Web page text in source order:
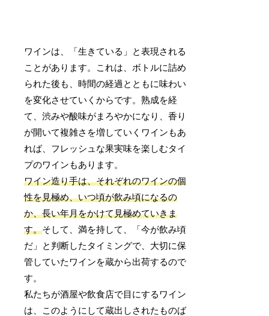
ワインは、「生きている」と表現される
ことがあります。これは、ボトルに詰め
られた後も、時間の経過とともに味わい
を変化させていくからです。熟成を経
て、渋みや酸味がまろやかになり、香り
が開いて複雑さを増していくワインもあ
れば、フレッシュな果実味を楽しむタイ
プのワインもあります。
ワイン造り手は、それぞれのワインの個
性を見極め、いつ頃が飲み頃になるの
か、長い年月をかけて見極めていきま
す。そして、満を持して、「今が飲み頃
だ」と判断したタイミングで、大切に保
管していたワインを蔵から出荷するので
す。
私たちが酒屋や飲食店で目にするワイン
は、このようにして蔵出しされたものば